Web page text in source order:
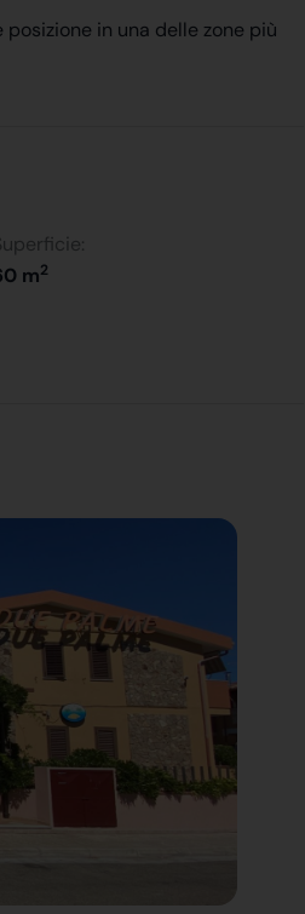
in una delle zone più
m2